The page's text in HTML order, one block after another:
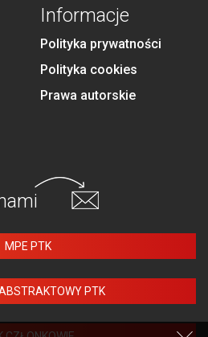
Informacje
Polityka prywatności
Polityka cookies
Prawa autorskie
MPE PTK
PTK